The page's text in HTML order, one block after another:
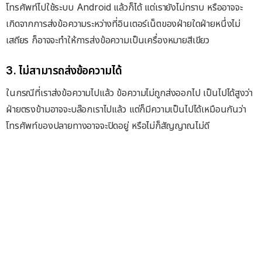
โทรศัพท์ไปใช้ระบบ Android แล้วก็ได้ แต่เรายังไม่ทราบ หรืออาจจะ
เกิดจากการส่งข้อความระหว่างที่อินเตอร์เน็ตของฝ่ายใดฝ่ายหนึ่งไม่
เสถียร ก็อาจจะทำให้การส่งข้อความเป็นเครื่องหมายสีเขียว
3. ไม่สามารถส่งข้อความได้
ในกรณีที่เราส่งข้อความไปแล้ว ข้อความไม่ถูกส่งออกไป เป็นไปได้สูงว่า
ฝ่ายตรงข้ามอาจจะบล๊อกเราไปแล้ว แต่ก็มีความเป็นไปได้เหมือนกันว่า
โทรศัพท์ของปลายทางอาจจะปิดอยู่ หรือไม่ก็สัญญาณไม่ดี